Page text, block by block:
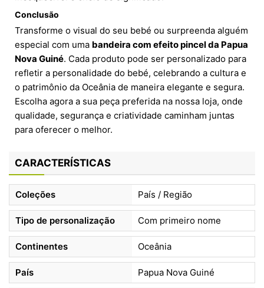
Conclusão
Transforme o visual do seu bebé ou surpreenda alguém
especial com uma bandeira com efeito pincel da Papua
Nova Guiné. Cada produto pode ser personalizado para
refletir a personalidade do bebé, celebrando a cultura e
o patrimônio da Oceânia de maneira elegante e segura.
Escolha agora a sua peça preferida na nossa loja, onde
qualidade, segurança e criatividade caminham juntas
para oferecer o melhor.
CARACTERÍSTICAS
Coleções País / Região
Tipo de personalização Com primeiro nome
Continentes Oceânia
País Papua Nova Guiné